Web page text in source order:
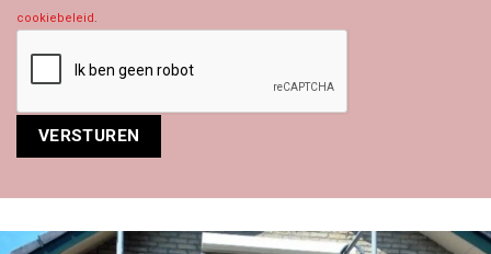
cookiebeleid .